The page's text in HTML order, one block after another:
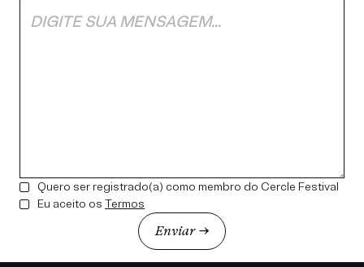
Quero ser registrado(a) como membro do Cercle Festival
Eu aceito os Termos